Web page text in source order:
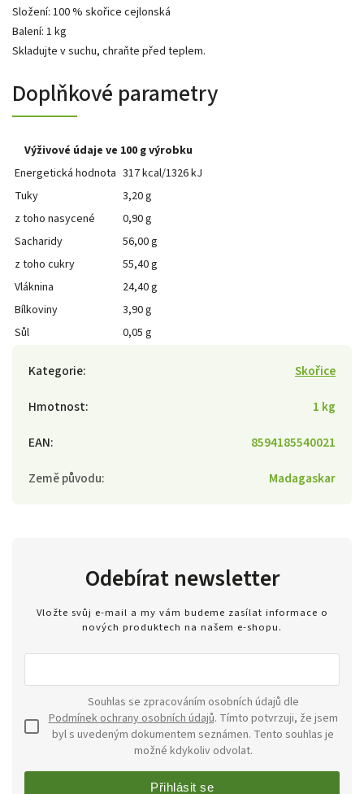
Složení: 100 % skořice cejlonská
Balení: 1 kg
Skladujte v suchu, chraňte před teplem.
Doplňkové parametry
Výživové údaje ve 100 g výrobku
Energetická hodnota 317 kcal/1326 kJ
Tuky
3,20 g
z toho nasycené
0,90 g
Sacharidy
56,00 g
z toho cukry
55,40 g
Vláknina
24,40 g
Bílkoviny
3,90 g
Sůl
0,05 g
Kategorie:
Skořice
Hmotnost:
1 kg
EAN:
8594185540021
Země původu: Madagaskar
Odebírat newsletter
Vložte svůj e-mail a my vám budeme zasílat informace o
nových produktech na našem e-shopu.
Podmínek ochrany osobních údajů. Tímto potvrzuji, že jsem
byl s uvedeným dokumentem seznámen. Tento souhlas je
možné kdykoliv odvolat.
Přihlásit se